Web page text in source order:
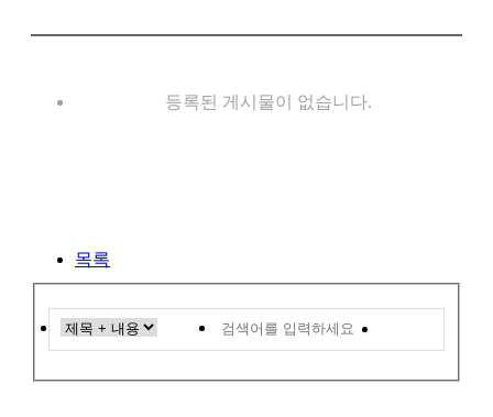
등록된 게시물이 없습니다.
목록